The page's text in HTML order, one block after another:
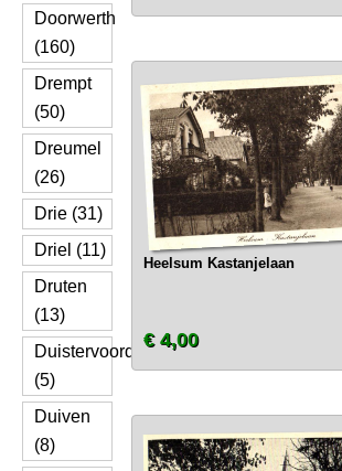
Doorwerth
(160)
Drempt
(50)
Dreumel
(26)
Drie (31)
Driel (11)
Druten
(13)
Duistervoorde
(5)
Duiven
(8)
Heelsum Kastanjelaan
€ 4,00